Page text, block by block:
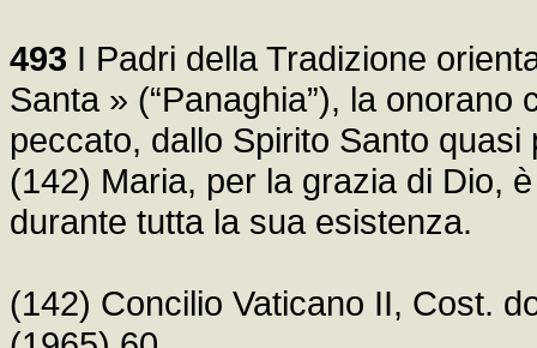
493 I Padri della Tradizione
Santa » (“Panaghia”), la
peccato, dallo Spirito Santo
(142) Maria, per la grazia di Dio,
durante tutta la sua esistenza.
(142) Concilio Vaticano II, Cost.